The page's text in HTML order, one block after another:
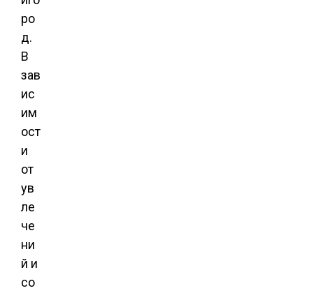
ро
д.
В
зав
ис
им
ост
и
от
ув
ле
че
ни
й и
со